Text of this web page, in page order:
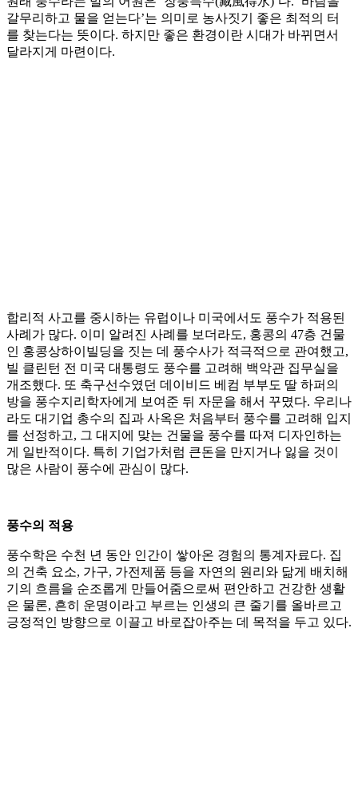
갈무리하고 물을 얻는다’는 의미로 농사짓기 좋은 최적의 터
를 찾는다는 뜻이다. 하지만 좋은 환경이란 시대가 바뀌면서
달라지게 마련이다.
합리적 사고를 중시하는 유럽이나 미국에서도 풍수가 적용된
사례가 많다. 이미 알려진 사례를 보더라도, 홍콩의 47층 건물
인 홍콩상하이빌딩을 짓는 데 풍수사가 적극적으로 관여했고,
빌 클린턴 전 미국 대통령도 풍수를 고려해 백악관 집무실을
개조했다. 또 축구선수였던 데이비드 베컴 부부도 딸 하퍼의
방을 풍수지리학자에게 보여준 뒤 자문을 해서 꾸몄다. 우리나
라도 대기업 총수의 집과 사옥은 처음부터 풍수를 고려해 입지
를 선정하고, 그 대지에 맞는 건물을 풍수를 따져 디자인하는
게 일반적이다. 특히 기업가처럼 큰돈을 만지거나 잃을 것이
많은 사람이 풍수에 관심이 많다.
풍수의 적용
풍수학은 수천 년 동안 인간이 쌓아온 경험의 통계자료다. 집
의 건축 요소, 가구, 가전제품 등을 자연의 원리와 닮게 배치해
기의 흐름을 순조롭게 만들어줌으로써 편안하고 건강한 생활
은 물론, 흔히 운명이라고 부르는 인생의 큰 줄기를 올바르고
긍정적인 방향으로 이끌고 바로잡아주는 데 목적을 두고 있다.